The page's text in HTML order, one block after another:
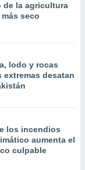
de la agricultura
seco
lodo y rocas
desatan
los incendios
aumenta el
culpable